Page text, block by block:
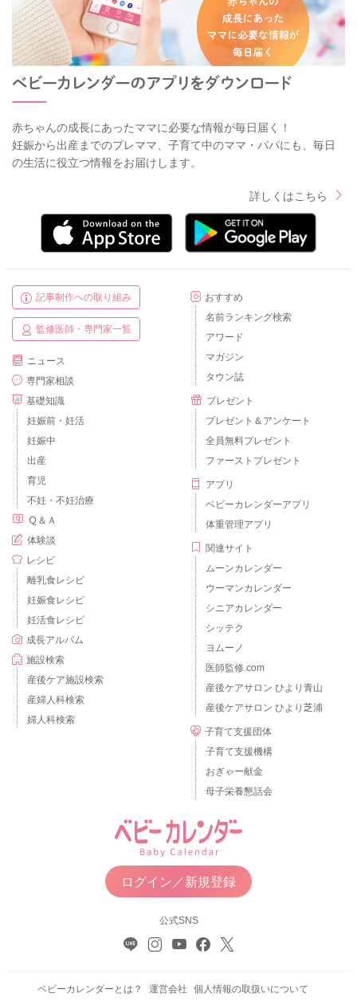
赤ちゃんの成長にあったママに必要な情報が毎日届く！
妊娠から出産までのプレママ、子育て中のママ・パパにも、毎日
の生活に役立つ情報をお届けします。
詳しくはこちら
記事制作への取り組み
監修医師・専門家一覧
ニュース
専門家相談
基礎知識
妊娠前・妊活
妊娠中
出産
育児
不妊・不妊治療
Ｑ＆Ａ
体験談
レシピ
離乳食レシピ
妊娠食レシピ
妊活食レシピ
成長アルバム
施設検索
産後ケア施設検索
産婦人科検索
婦人科検索
おすすめ
名前ランキング検索
アワード
マガジン
タウン誌
プレゼント
プレゼント＆アンケート
全員無料プレゼント
ファーストプレゼント
アプリ
ベビーカレンダーアプリ
体重管理アプリ
関連サイト
ムーンカレンダー
ウーマンカレンダー
シニアカレンダー
シッテク
ヨムーノ
医師監修.com
産後ケアサロン ひより青山
産後ケアサロン ひより芝浦
子育て支援団体
子育て支援機構
おぎゃー献金
母子栄養懇話会
ログイン／新規登録
公式SNS
ベビーカレンダーとは？ 運営会社 個人情報の取扱いについて